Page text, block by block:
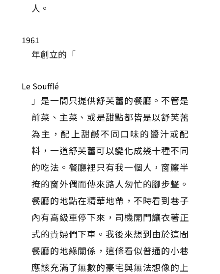
人。
1961
年創立的「
Le Soufflé
」是一間只提供舒芙蕾的餐廳。不管是
前菜、主菜、或是甜點都皆是以舒芙蕾
為主，配上甜鹹不同口味的醬汁或配
料，一道舒芙蕾可以變化成幾十種不同
的吃法。餐廳裡只有我一個人，窗簾半
掩的窗外偶而傳來路人匆忙的腳步聲。
餐廳的地點在精華地帶，不時看到巷子
內有高級車停下來，司機開門讓衣著正
式的貴婦們下車。我後來想到由於這間
餐廳的地緣關係，這條看似普通的小巷
應該充滿了無數的豪宅與無法想像的上